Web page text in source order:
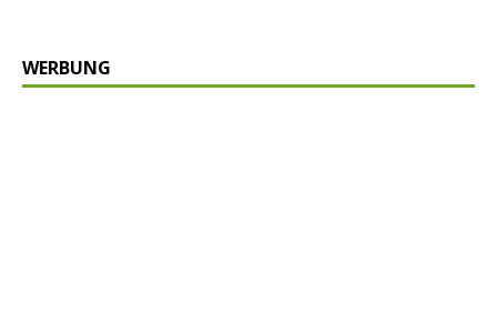
WERBUNG